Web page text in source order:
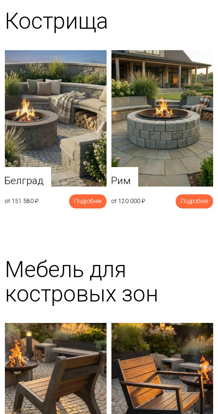
Кострища
Белград
от 151 580 ₽ Подробнее
Рим
от 120 000 ₽ Подробнее
Мебель для
костровых зон